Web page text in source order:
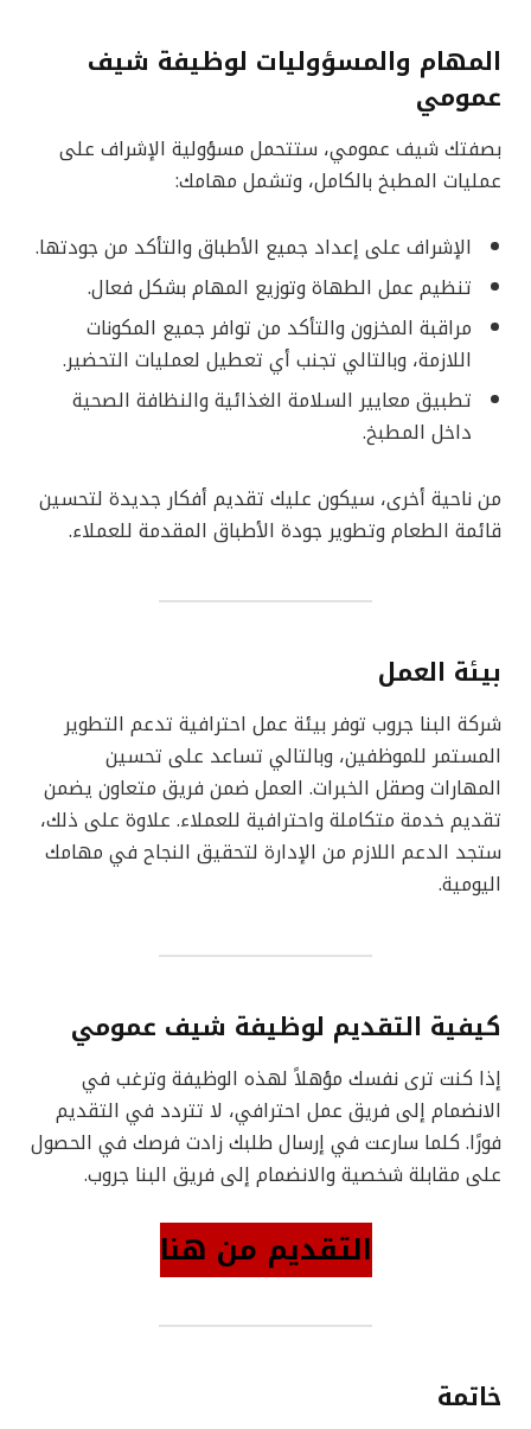
المهام والمسؤوليات لوظيفة شيف
عمومي
بصفتك شيف عمومي، ستتحمل مسؤولية الإشراف على
عمليات المطبخ بالكامل، وتشمل مهامك:
الإشراف على إعداد جميع الأطباق والتأكد من جودتها.
تنظيم عمل الطهاة وتوزيع المهام بشكل فعال.
مراقبة المخزون والتأكد من توافر جميع المكونات
اللازمة، وبالتالي تجنب أي تعطيل لعمليات التحضير.
تطبيق معايير السلامة الغذائية والنظافة الصحية
داخل المطبخ.
من ناحية أخرى، سيكون عليك تقديم أفكار جديدة لتحسين
قائمة الطعام وتطوير جودة الأطباق المقدمة للعملاء.
بيئة العمل
شركة البنا جروب توفر بيئة عمل احترافية تدعم التطوير
المستمر للموظفين، وبالتالي تساعد على تحسين
المهارات وصقل الخبرات. العمل ضمن فريق متعاون يضمن
تقديم خدمة متكاملة واحترافية للعملاء. علاوة على ذلك،
ستجد الدعم اللازم من الإدارة لتحقيق النجاح في مهامك
اليومية.
كيفية التقديم لوظيفة شيف عمومي
إذا كنت ترى نفسك مؤهلاً لهذه الوظيفة وترغب في
الانضمام إلى فريق عمل احترافي، لا تتردد في التقديم
فورًا. كلما سارعت في إرسال طلبك زادت فرصك في الحصول
على مقابلة شخصية والانضمام إلى فريق البنا جروب.
التقديم من هنا
خاتمة